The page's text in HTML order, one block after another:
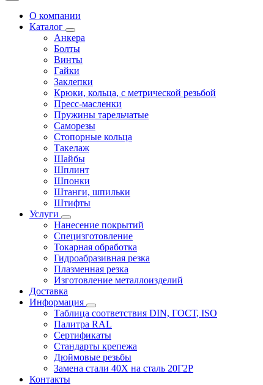
О компании
Каталог
Анкера
Болты
Винты
Гайки
Заклепки
Крюки, кольца, с метрической резьбой
Пресс-масленки
Пружины тарельчатые
Саморезы
Стопорные кольца
Такелаж
Шайбы
Шплинт
Шпонки
Штанги, шпильки
Штифты
Услуги
Нанесение покрытий
Специзготовление
Токарная обработка
Гидроабразивная резка
Плазменная резка
Изготовление металлоизделий
Доставка
Информация
Таблица соответствия DIN, ГОСТ, ISO
Палитра RAL
Сертификаты
Стандарты крепежа
Дюймовые резьбы
Замена стали 40Х на сталь 20Г2Р
Контакты